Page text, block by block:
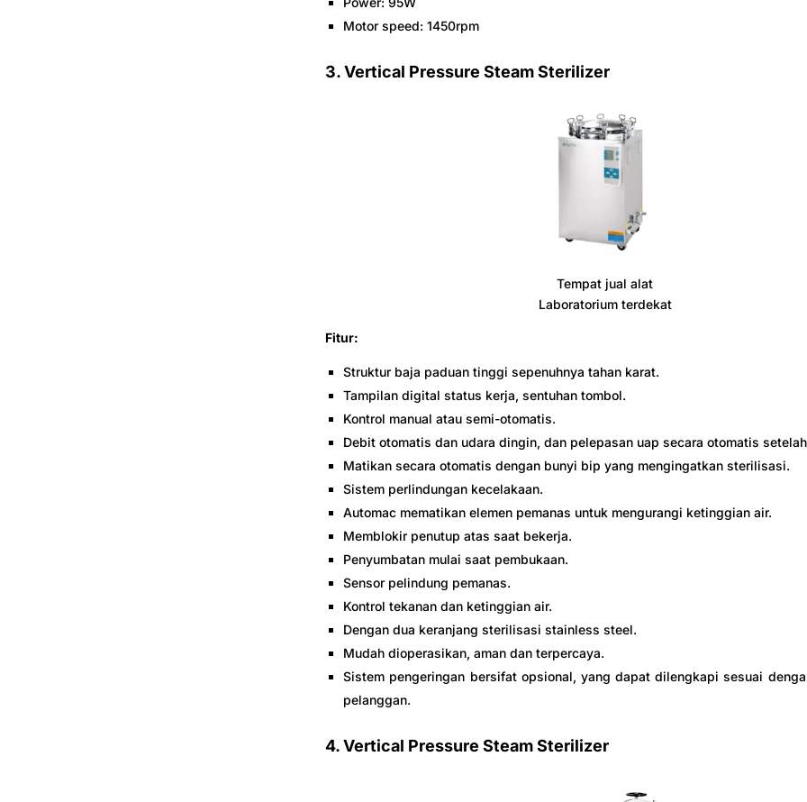
Motor speed: 1450rpm
3.Vertical Pressure Steam Sterilizer
Tempat jual alat
Laboratorium terdekat
Fitur:
Struktur baja paduan tinggi sepenuhnya tahan karat.
Tampilan digital status kerja, sentuhan tombol.
Kontrol manual atau semi-otomatis.
Debit otomatis dan udara dingin, dan pelepasan uap secara otomatis
Matikan secara otomatis dengan bunyi bip yang mengingatkan sterilisasi.
Sistem perlindungan kecelakaan.
Automac mematikan elemen pemanas untuk mengurangi ketinggian air.
Memblokir penutup atas saat bekerja.
Penyumbatan mulai saat pembukaan.
Sensor pelindung pemanas.
Kontrol tekanan dan ketinggian air.
Dengan dua keranjang sterilisasi stainless steel.
Mudah dioperasikan, aman dan terpercaya.
Sistem pengeringan bersifat opsional, yang dapat dilengkapi sesuai
pelanggan.
4.Vertical Pressure Steam Sterilizer